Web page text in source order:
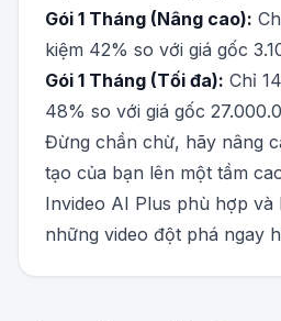
Gói 1 Tháng (Nâng cao):
kiệm 42% so với giá gốc
Gói 1 Tháng (Tối đa): Chỉ
48% so với giá gốc
Đừng chần chừ, hãy nâng
tạo của bạn lên một tầm
Invideo AI Plus phù hợp và
những video đột phá ngay